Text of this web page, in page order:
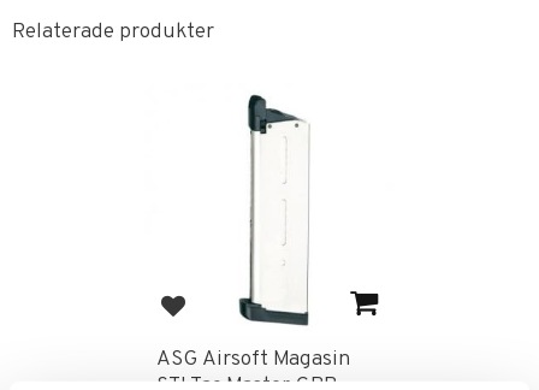
Relaterade produkter
Lägg till i favoriter
ASG Airsoft Magasin